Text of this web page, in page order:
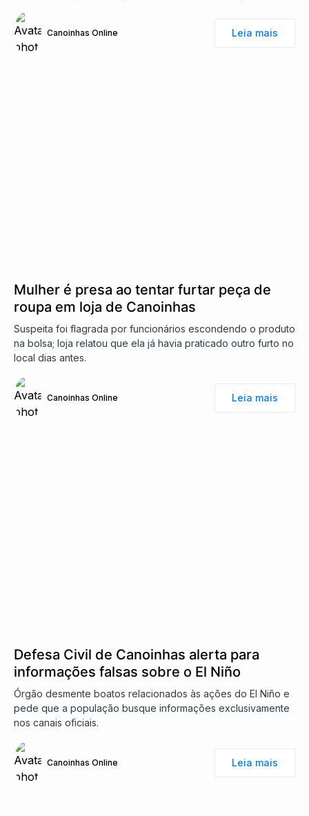
Canoinhas Online Leia mais
Mulher é presa ao tentar furtar peça de
roupa em loja de Canoinhas
Suspeita foi flagrada por funcionários escondendo o produto
na bolsa; loja relatou que ela já havia praticado outro furto no
local dias antes.
Canoinhas Online Leia mais
Defesa Civil de Canoinhas alerta para
informações falsas sobre o El Niño
Órgão desmente boatos relacionados às ações do El Niño e
pede que a população busque informações exclusivamente
nos canais oficiais.
Canoinhas Online Leia mais